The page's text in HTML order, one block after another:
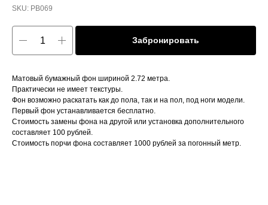
SKU: PB069
Забронировать
Матовый бумажный фон шириной 2.72 метра.
Практически не имеет текстуры.
Фон возможно раскатать как до пола, так и на пол, под ноги модели.
Первый фон устанавливается бесплатно.
Стоимость замены фона на другой или установка дополнительного
составляет 100 рублей.
Стоимость порчи фона составляет 1000 рублей за погонный метр.